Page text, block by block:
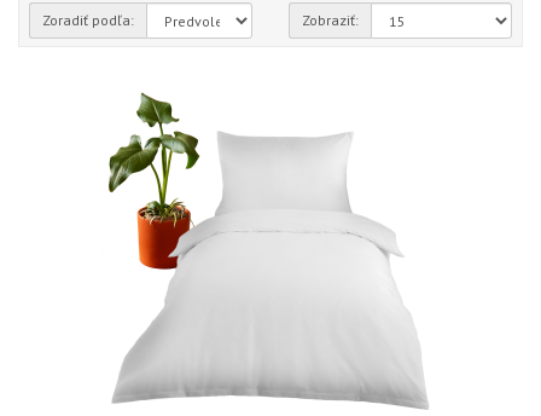
Zoradiť podľa: Zobraziť: